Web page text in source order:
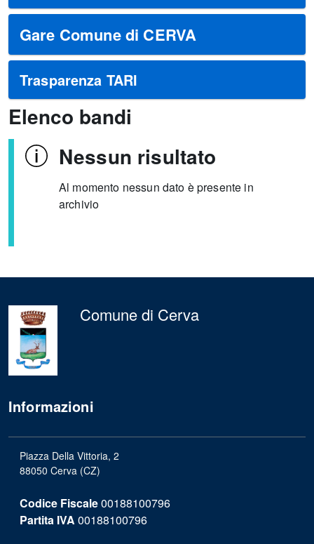
Gare Comune di CERVA
Trasparenza TARI
Elenco bandi
Nessun risultato
Al momento nessun dato è presente in
archivio
Comune di Cerva
Informazioni
Piazza Della Vittoria, 2
88050 Cerva (CZ)
Codice Fiscale00188100796
Partita IVA 00188100796